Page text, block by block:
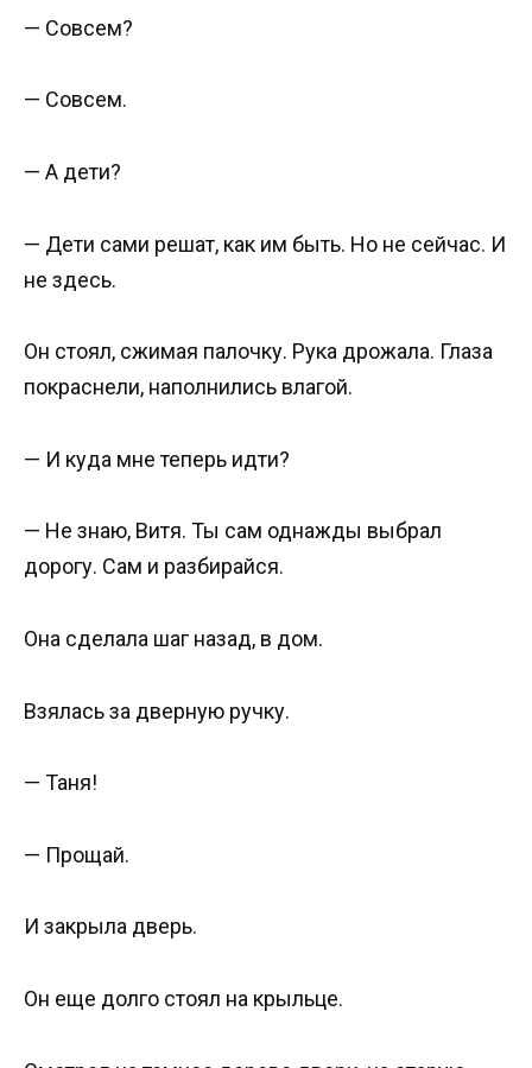
— Совсем?
— Совсем.
— А дети?
— Дети сами решат, как им быть. Но не сейчас. И
не здесь.
Он стоял, сжимая палочку. Рука дрожала. Глаза
покраснели, наполнились влагой.
— И куда мне теперь идти?
— Не знаю, Витя. Ты сам однажды выбрал
дорогу. Сам и разбирайся.
Она сделала шаг назад, в дом.
Взялась за дверную ручку.
— Таня!
— Прощай.
И закрыла дверь.
Он еще долго стоял на крыльце.